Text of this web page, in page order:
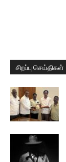
சிறப்பு செய்திகள்